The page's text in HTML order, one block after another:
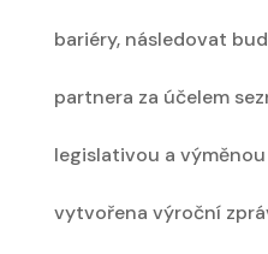
bariéry, následovat
partnera za účelem
legislativou a
vytvořena výroční